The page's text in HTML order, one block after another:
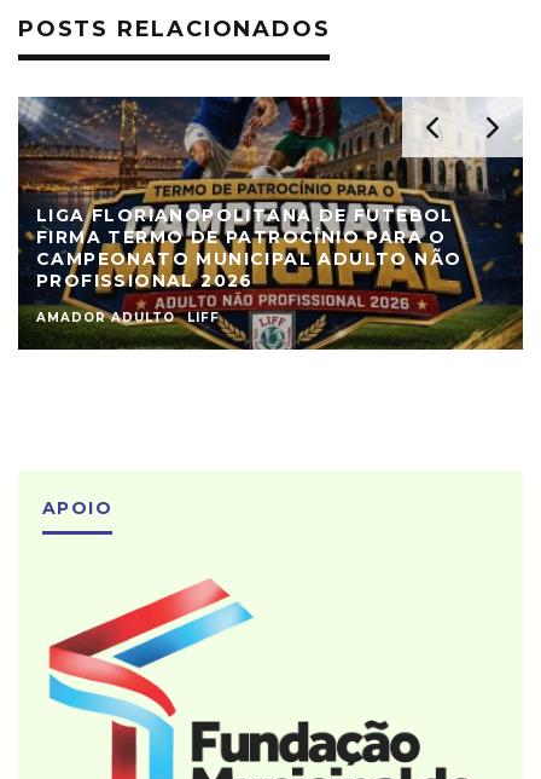
POSTS RELACIONADOS
LIGA FLORIANOPOLITANA DE FUTEBOL
FIRMA TERMO DE PATROCÍNIO PARA O
CAMPEONATO MUNICIPAL ADULTO NÃO
PROFISSIONAL 2026
AMADOR ADULTO LIFF
APOIO